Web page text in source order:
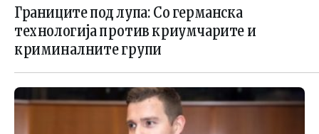
ГРАНИЧНАТА БЕЗБЕДНОСТ
Границите под лупа: Со германска
технологија против криумчарите и
криминалните групи